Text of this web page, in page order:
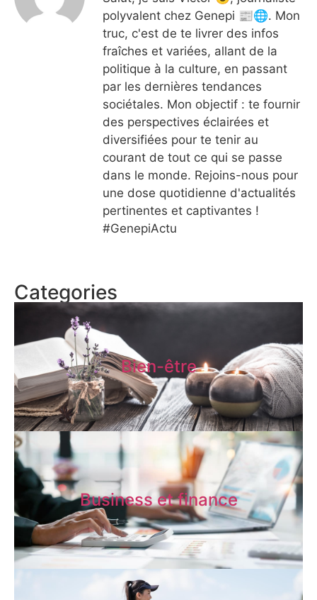
polyvalent chez Genepi 📰🌐. Mon
truc, c'est de te livrer des infos
fraîches et variées, allant de la
politique à la culture, en passant
par les dernières tendances
sociétales. Mon objectif : te fournir
des perspectives éclairées et
diversifiées pour te tenir au
courant de tout ce qui se passe
dans le monde. Rejoins-nous pour
une dose quotidienne d'actualités
pertinentes et captivantes !
#GenepiActu
Categories
Bien-être
Business et finance